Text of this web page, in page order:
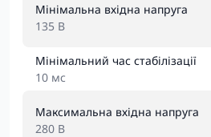
Мінімальна вхідна напруга
135 В
Мінімальний час стабілізації
10 мс
Максимальна вхідна напруга
280 В